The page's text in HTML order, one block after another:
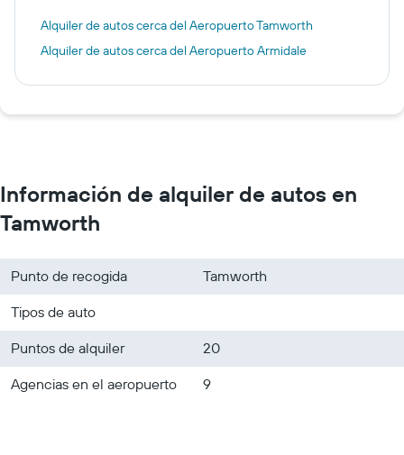
Alquiler de autos cerca del Aeropuerto Tamworth
Alquiler de autos cerca del Aeropuerto Armidale
Información de alquiler de autos en
Tamworth
Punto de recogida
Tamworth
Tipos de auto
Puntos de alquiler
20
Agencias en el aeropuerto
9